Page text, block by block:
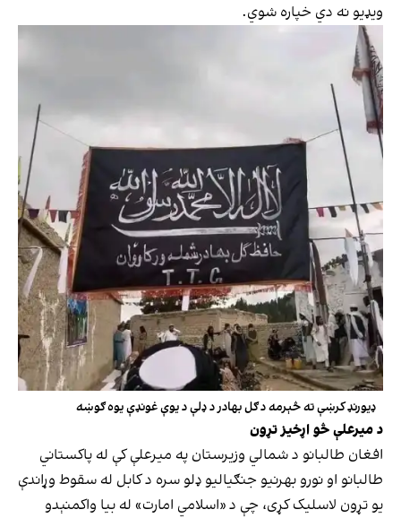
ویډیو نه دي خپاره شوي.
ډیورنډ کرښې ته څېرمه د ګل بهادر د ډلې د یوې غونډې یوه ګوښه
د میرعلې څو اړخیز تړون
افغان طالبانو د شمالي وزیرستان په میرعلې کې له پاکستاني
طالبانو او نورو بهرنیو جنګیالیو ډلو سره د کابل له سقوط وړاندې
یو تړون لاسلیک کړی، چې د «اسلامي امارت» له بیا واکمنېدو